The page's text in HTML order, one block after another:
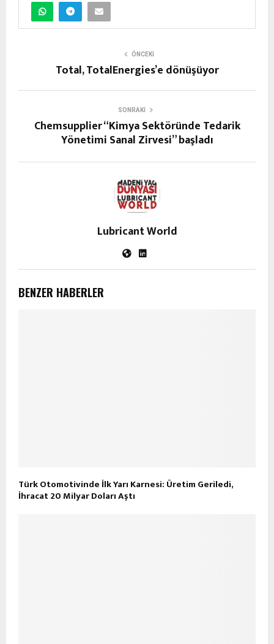
ÖNCEKI
Total, TotalEnergies’e dönüşüyor
SONRAKI
Chemsupplier “Kimya Sektöründe Tedarik
Yönetimi Sanal Zirvesi” başladı
Lubricant World
BENZER HABERLER
Türk Otomotivinde İlk Yarı Karnesi: Üretim Geriledi,
İhracat 20 Milyar Doları Aştı